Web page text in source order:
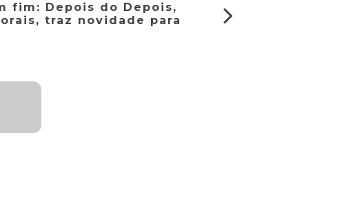
fim: Depois do Depois,
traz novidade para